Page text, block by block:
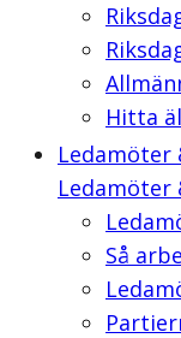
Hitta
Så